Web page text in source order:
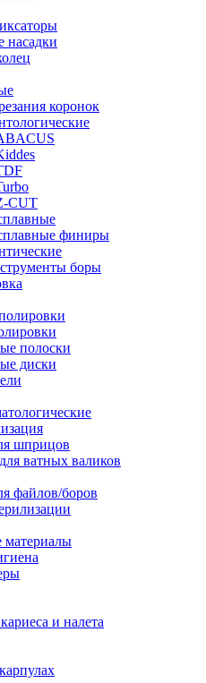
насадки
коронок
CUT
финиры
боры
полоски
диски
шприцов
ватных валиков
файлов/боров
материалы
и налета